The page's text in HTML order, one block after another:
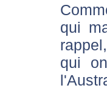
qui
qui